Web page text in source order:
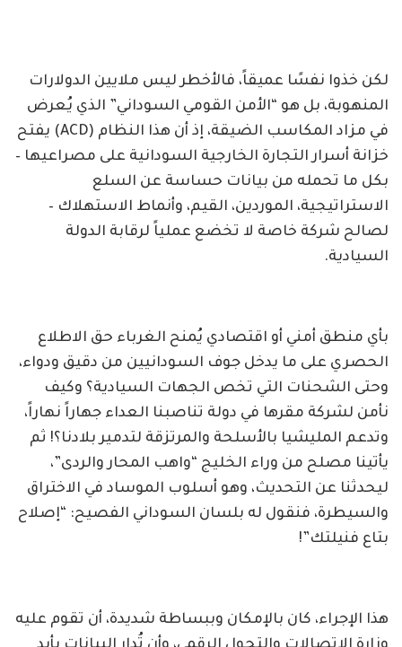
لكن خذوا نفسًا عميقاً، فالأخطر ليس ملايين الدولارات
المنهوبة، بل هو “الأمن القومي السوداني” الذي يُعرض
في مزاد المكاسب الضيقة، إذ أن هذا النظام (ACD) يفتح
خزانة أسرار التجارة الخارجية السودانية على مصراعيها –
بكل ما تحمله من بيانات حساسة عن السلع
الاستراتيجية، الموردين، القيم، وأنماط الاستهلاك –
لصالح شركة خاصة لا تخضع عملياً لرقابة الدولة
السيادية.
بأي منطق أمني أو اقتصادي يُمنح الغرباء حق الاطلاع
الحصري على ما يدخل جوف السودانيين من دقيق ودواء،
وحتى الشحنات التي تخص الجهات السيادية؟ وكيف
نأمن لشركة مقرها في دولة تناصبنا العداء جهاراً نهاراً،
وتدعم المليشيا بالأسلحة والمرتزقة لتدمير بلادنا؟! ثم
يأتينا مصلح من وراء الخليج “واهب المحار والردى”،
ليحدثنا عن التحديث، وهو أسلوب الموساد في الاختراق
والسيطرة، فنقول له بلسان السوداني الفصيح: “إصلاح
بتاع فنيلتك”!
هذا الإجراء، كان بالإمكان وببساطة شديدة، أن تقوم عليه